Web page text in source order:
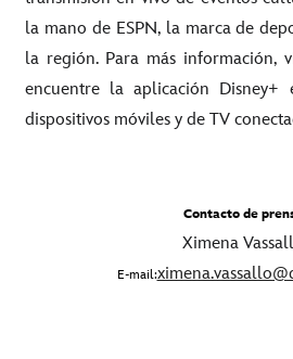
la mano de ESPN, la marca de
la región. Para más información,
encuentre la aplicación
dispositivos móviles y de TV
Contacto de
Ximena
E-mail: